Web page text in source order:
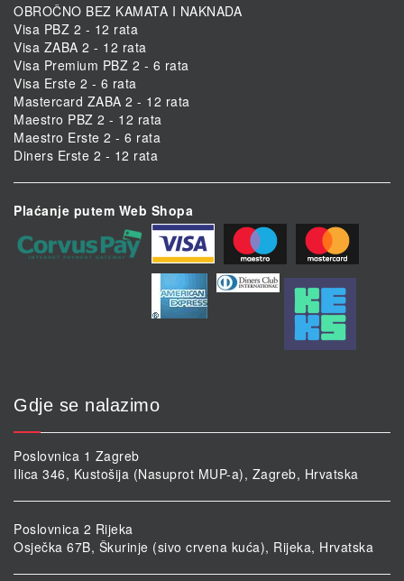
OBROČNO BEZ KAMATA I NAKNADA
Visa PBZ 2 - 12 rata
Visa ZABA 2 - 12 rata
Visa Premium PBZ 2 - 6 rata
Visa Erste 2 - 6 rata
Mastercard ZABA 2 - 12 rata
Maestro PBZ 2 - 12 rata
Maestro Erste 2 - 6 rata
Diners Erste 2 - 12 rata
Plaćanje putem Web Shopa
Gdje se nalazimo
Poslovnica 1 Zagreb
Ilica 346, Kustošija (Nasuprot MUP-a), Zagreb, Hrvatska
Poslovnica 2 Rijeka
Osječka 67B, Škurinje (sivo crvena kuća), Rijeka, Hrvatska